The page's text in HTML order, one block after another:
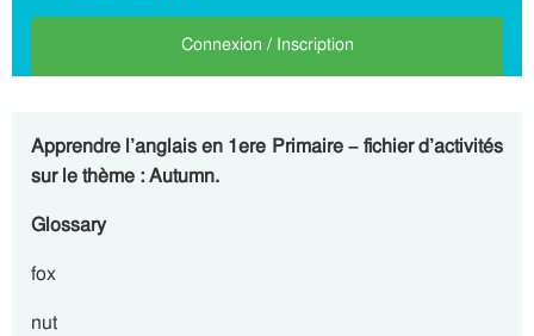
Connexion / Inscription
Apprendre l’anglais en 1ere Primaire – fichier d’activités
sur le thème : Autumn.
Glossary
fox
nut